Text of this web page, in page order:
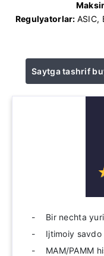
Regulyatorlar: ASIC,
Saytga tashrif
Bir nechta
Ijtimoiy savdo
MAM/PAMM